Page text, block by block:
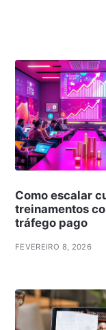
Como escalar
treinamentos
tráfego pago
FEVEREIRO 8, 2026